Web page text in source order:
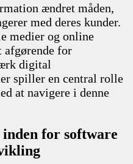
ændret måden,
med deres kunder.
medier og online
afgørende for
digital
spiller en central rolle
at navigere i denne
for software